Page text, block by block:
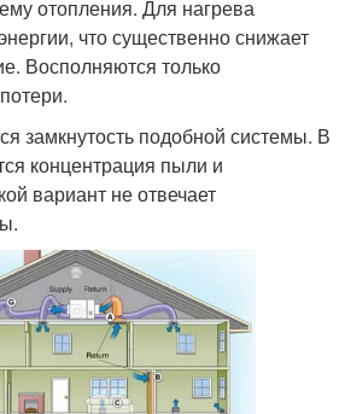
отопления. Для нагрева
что существенно снижает
Восполняются только
замкнутость подобной системы. В
концентрация пыли и
вариант не отвечает